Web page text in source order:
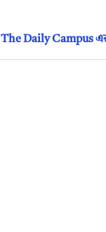
The Daily Campus